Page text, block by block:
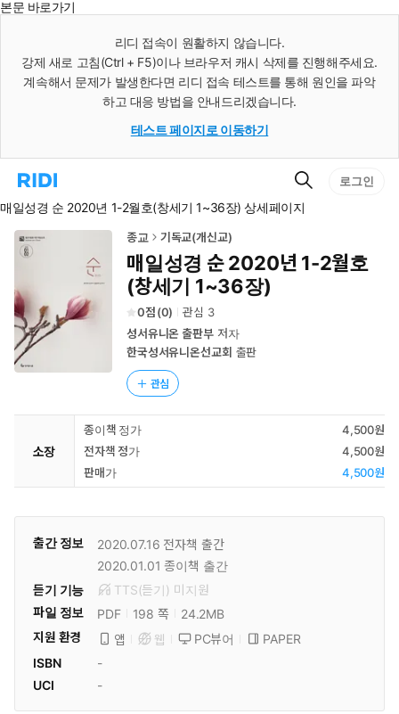
본문 바로가기
리디 접속이 원활하지 않습니다.
강제 새로 고침(Ctrl + F5)이나 브라우저 캐시 삭제를 진행해주세요.
계속해서 문제가 발생한다면 리디 접속 테스트를 통해 원인을 파악
하고 대응 방법을 안내드리겠습니다.
테스트 페이지로 이동하기
리
홈
로
이
검
색
로그인
매일성경 순 2020년 1-2월호(창세기 1~36장) 상세페이지
종교 기독교(개신교)
매일성경 순 2020년 1-2월호
(창세기 1~36장)
0 (0) 관심 3
성서유니온 출판부저자
한국성서유니온선교회 출판
관심
소장
종이책 정가
4,500원
전자책 정가
4,500원
판매가
4,500원
출간 정보 2020.07.16 전자책 출간
2020.01.01 종이책 출간
듣기 기능
TTS(듣기) 미 지원
파일 정보
PDF 198 쪽
24.2MB
지원 환경
앱 웹 PC뷰어
PAPER
ISBN
-
UCI
-